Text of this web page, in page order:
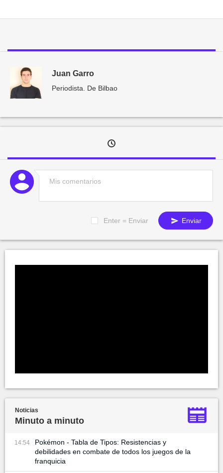
Juan Garro
Periodista. De Bilbao
Enter = Enviar Enviar
Noticias
Minuto a minuto
14:54
Pokémon - Tabla de Tipos: Resistencias y
debilidades en combate de todos los juegos de la
franquicia